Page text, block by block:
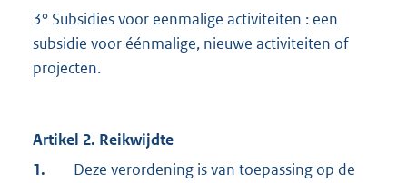
3° Subsidies voor eenmalige activiteiten : een
subsidie voor éénmalige, nieuwe activiteiten of
projecten.
Artikel 2. Reikwijdte
1.
Deze verordening is van toepassing op de